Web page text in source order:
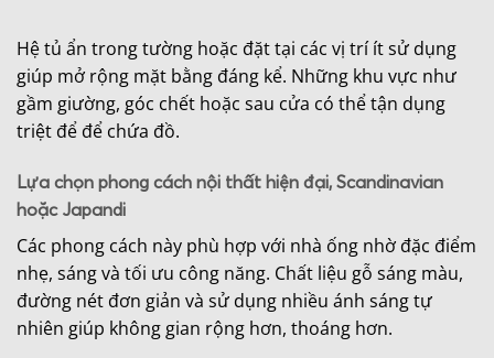
Hệ tủ ẩn trong tường hoặc đặt tại các vị trí ít sử dụng
giúp mở rộng mặt bằng đáng kể. Những khu vực như
gầm giường, góc chết hoặc sau cửa có thể tận dụng
triệt để để chứa đồ.
Lựa chọn phong cách nội thất hiện đại, Scandinavian
hoặc Japandi
Các phong cách này phù hợp với nhà ống nhờ đặc điểm
nhẹ, sáng và tối ưu công năng. Chất liệu gỗ sáng màu,
đường nét đơn giản và sử dụng nhiều ánh sáng tự
nhiên giúp không gian rộng hơn, thoáng hơn.